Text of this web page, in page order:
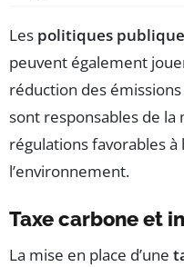
Les politiques
peuvent également
réduction des
sont responsables de
régulations favorables
l’environnement.
Taxe carbone et
La mise en place d’une